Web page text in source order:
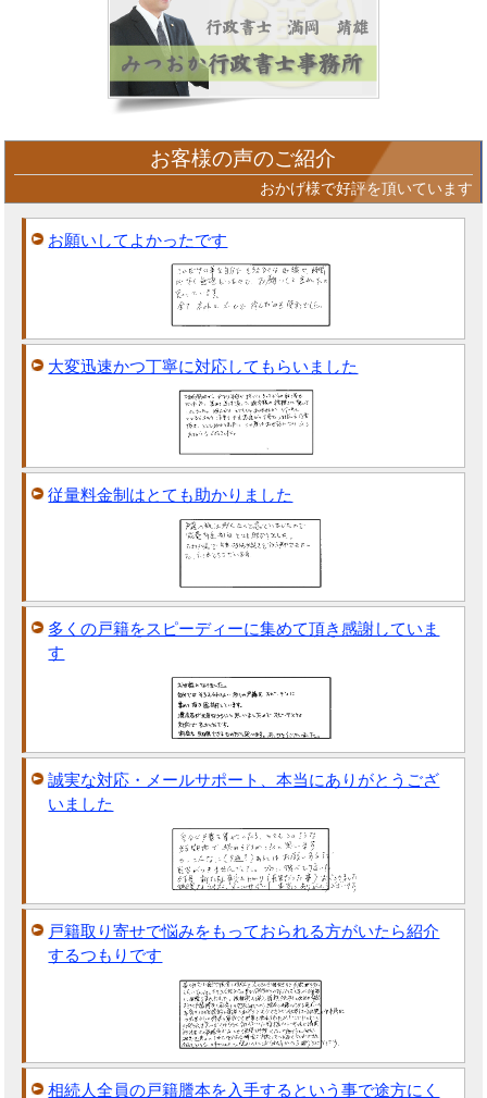
お客様の声のご紹介
おかげ様で好評を頂いています
お願いしてよかったです
大変迅速かつ丁寧に対応してもらいました
従量料金制はとても助かりました
多くの戸籍をスピーディーに集めて頂き感謝していま
す
誠実な対応・メールサポート、本当にありがとうござ
いました
戸籍取り寄せで悩みをもっておられる方がいたら紹介
するつもりです
相続人全員の戸籍謄本を入手するという事で途方にく